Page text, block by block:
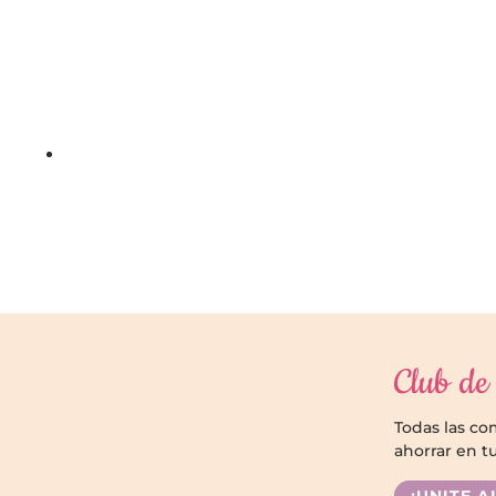
Club
Todas las
ahorrar en